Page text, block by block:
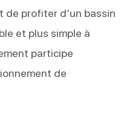
profiter d’un bassin
et plus simple à
participe
de